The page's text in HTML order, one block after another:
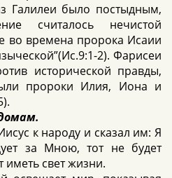
Галилеи было постыдным,
считалось нечистой
во времена пророка Исаии
2). Фарисеи
исторической правды,
пророки Илия, Иона и
к народу и сказал им: Я
за Мною, тот не будет
иметь свет жизни.